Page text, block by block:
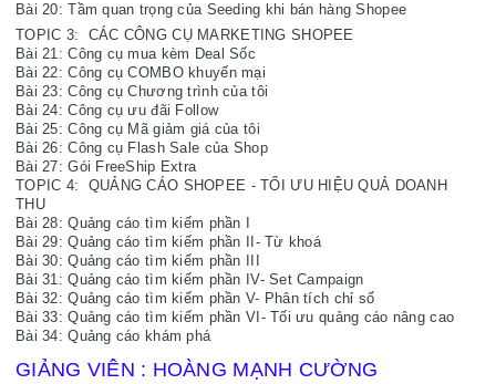
Bài 20: Tầm quan trọng của Seeding khi bán hàng Shopee
TOPIC 3:  CÁC CÔNG CỤ MARKETING SHOPEE
Bài 21: Công cụ mua kèm Deal Sốc
Bài 22: Công cụ COMBO khuyến mại
Bài 23: Công cụ Chương trình của tôi
Bài 24: Công cụ ưu đãi Follow
Bài 25: Công cụ Mã giảm giá của tôi
Bài 26: Công cụ Flash Sale của Shop
Bài 27: Gói FreeShip Extra
TOPIC 4:  QUẢNG CÁO SHOPEE - TỐI ƯU HIỆU QUẢ DOANH
THU
Bài 28: Quảng cáo tìm kiếm phần I
Bài 29: Quảng cáo tìm kiếm phần II- Từ khoá
Bài 30: Quảng cáo tìm kiếm phần III
Bài 31: Quảng cáo tìm kiếm phần IV- Set Campaign
Bài 32: Quảng cáo tìm kiếm phần V- Phân tích chỉ số
Bài 33: Quảng cáo tìm kiếm phần VI- Tối ưu quảng cáo nâng cao
Bài 34: Quảng cáo khám phá
GIẢNG VIÊN : HOÀNG MẠNH CƯỜNG